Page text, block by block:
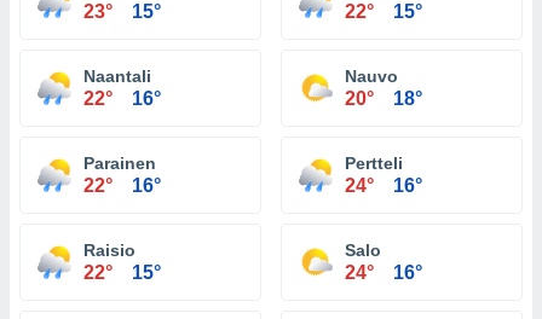
23° 15° 22° 15°
Naantali
22° 16°
Nauvo
20° 18°
Parainen
22° 16°
Pertteli
24° 16°
Raisio
22° 15°
Salo
24° 16°